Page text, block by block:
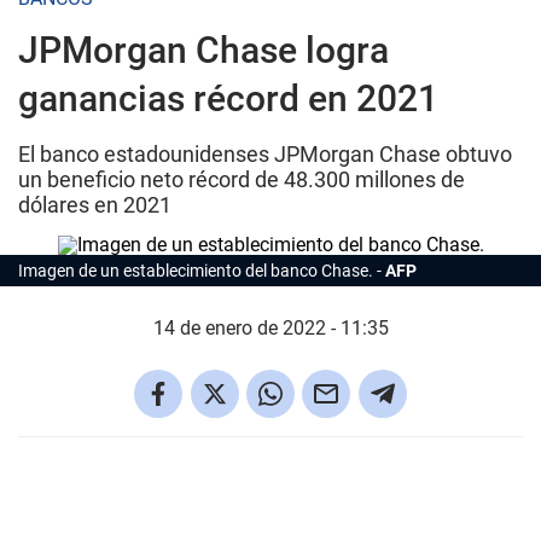
JPMorgan Chase logra
ganancias récord en 2021
El banco estadounidenses JPMorgan Chase obtuvo
un beneficio neto récord de 48.300 millones de
dólares en 2021
Imagen de un establecimiento del banco Chase. AFP
14 de enero de 2022 - 11:35